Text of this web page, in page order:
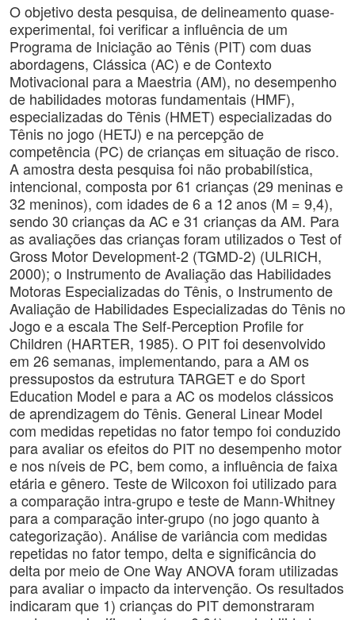
O objetivo desta pesquisa, de delineamento quase-
experimental, foi verificar a influência de um
Programa de Iniciação ao Tênis (PIT) com duas
abordagens, Clássica (AC) e de Contexto
Motivacional para a Maestria (AM), no desempenho
de habilidades motoras fundamentais (HMF),
especializadas do Tênis (HMET) especializadas do
Tênis no jogo (HETJ) e na percepção de
competência (PC) de crianças em situação de risco.
A amostra desta pesquisa foi não probabilística,
intencional, composta por 61 crianças (29 meninas e
32 meninos), com idades de 6 a 12 anos (M = 9,4),
sendo 30 crianças da AC e 31 crianças da AM. Para
as avaliações das crianças foram utilizados o Test of
Gross Motor Development-2 (TGMD-2) (ULRICH,
2000); o Instrumento de Avaliação das Habilidades
Motoras Especializadas do Tênis, o Instrumento de
Avaliação de Habilidades Especializadas do Tênis no
Jogo e a escala The Self-Perception Profile for
Children (HARTER, 1985). O PIT foi desenvolvido
em 26 semanas, implementando, para a AM os
pressupostos da estrutura TARGET e do Sport
Education Model e para a AC os modelos clássicos
de aprendizagem do Tênis. General Linear Model
com medidas repetidas no fator tempo foi conduzido
para avaliar os efeitos do PIT no desempenho motor
e nos níveis de PC, bem como, a influência de faixa
etária e gênero. Teste de Wilcoxon foi utilizado para
a comparação intra-grupo e teste de Mann-Whitney
para a comparação inter-grupo (no jogo quanto à
categorização). Análise de variância com medidas
repetidas no fator tempo, delta e significância do
delta por meio de One Way ANOVA foram utilizadas
para avaliar o impacto da intervenção. Os resultados
indicaram que 1) crianças do PIT demonstraram